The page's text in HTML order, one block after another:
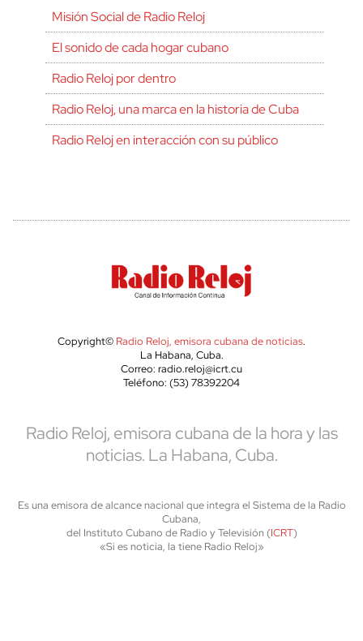
Misión Social de Radio Reloj
El sonido de cada hogar cubano
Radio Reloj por dentro
Radio Reloj, una marca en la historia de Cuba
Radio Reloj en interacción con su público
Copyright© Radio Reloj, emisora cubana de noticias.
La Habana, Cuba.
Correo: radio.reloj@icrt.cu
Teléfono: (53) 78392204
Radio Reloj, emisora cubana de la hora y las
noticias. La Habana, Cuba.
Es una emisora de alcance nacional que integra el Sistema de la Radio
Cubana,
del Instituto Cubano de Radio y Televisión (ICRT)
«Si es noticia, la tiene Radio Reloj»